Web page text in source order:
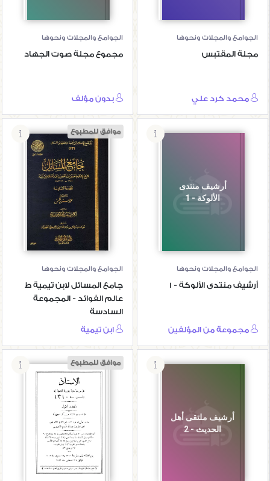
الجوامع والمجلات ونحوها
مجلة المقتبس
محمد كرد علي
الجوامع والمجلات ونحوها
مجموع مجلة صوت الجهاد
بدون مؤلف
أرشيف منتدى
الألوكة - 1
الجوامع والمجلات ونحوها
أرشيف منتدى الألوكة - 1
مجموعة من المؤلفين
موافق للمطبوع
جامع المسائل لابن
تيمية ط عالم
الفوائد - المجموعة
السادسة
الجوامع والمجلات ونحوها
جامع المسائل لابن تيمية ط
عالم الفوائد - المجموعة
السادسة
ابن تيمية
أرشيف ملتقى أهل
الحديث - 2
موافق للمطبوع
مجلة الأستاذ